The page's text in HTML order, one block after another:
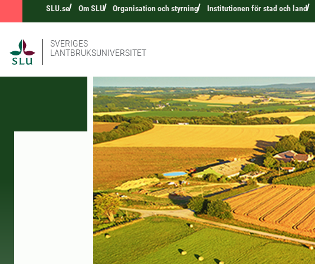
SLU.se Om SLU Organisation och styrning Institutionen för stad och land
SVERIGES
LANTBRUKSUNIVERSITET